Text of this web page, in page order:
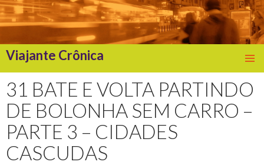
Viajante Crônica
TO
CONTENT
31 BATE E VOLTA PARTINDO
DE BOLONHA SEM CARRO –
PARTE 3 – CIDADES
CASCUDAS